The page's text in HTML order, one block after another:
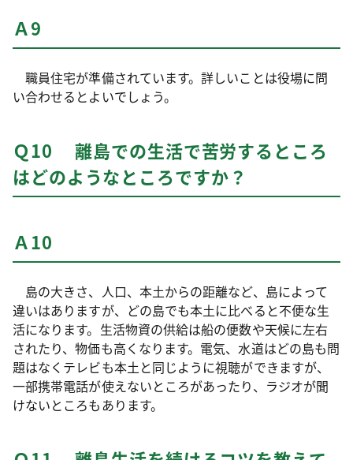
Ａ9
職員住宅が準備されています。詳しいことは役場に問
い合わせるとよいでしょう。
Ｑ10 離島での生活で苦労するところ
はどのようなところですか？
Ａ10
島の大きさ、人口、本土からの距離など、島によって
違いはありますが、どの島でも本土に比べると不便な生
活になります。生活物資の供給は船の便数や天候に左右
されたり、物価も高くなります。電気、水道はどの島も問
題はなくテレビも本土と同じように視聴ができますが、
一部携帯電話が使えないところがあったり、ラジオが聞
けないところもあります。